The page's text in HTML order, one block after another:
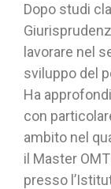
Dopo studi
lavorare nel
sviluppo del
Ha
con
ambito nel
il Master
presso